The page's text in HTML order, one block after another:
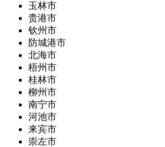
玉林市
贵港市
钦州市
防城港市
北海市
梧州市
桂林市
柳州市
南宁市
河池市
来宾市
崇左市